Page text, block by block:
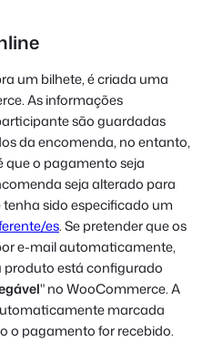
um bilhete, é criada uma
As informações
são guardadas
da encomenda, no entanto,
que o pagamento seja
seja alterado para
sido especificado um
es. Se pretender que os
e-mail automaticamente,
produto está configurado
" no WooCommerce. A
marcada
o pagamento for recebido.